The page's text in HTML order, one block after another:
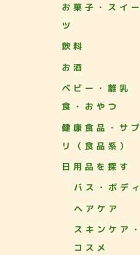
お菓子・スイー
ツ
飲料
お酒
ベビー・離乳
食・おやつ
健康食品・サプ
リ（食品系）
日用品を探す
バス・ボディ
ヘアケア
スキンケア・
コスメ